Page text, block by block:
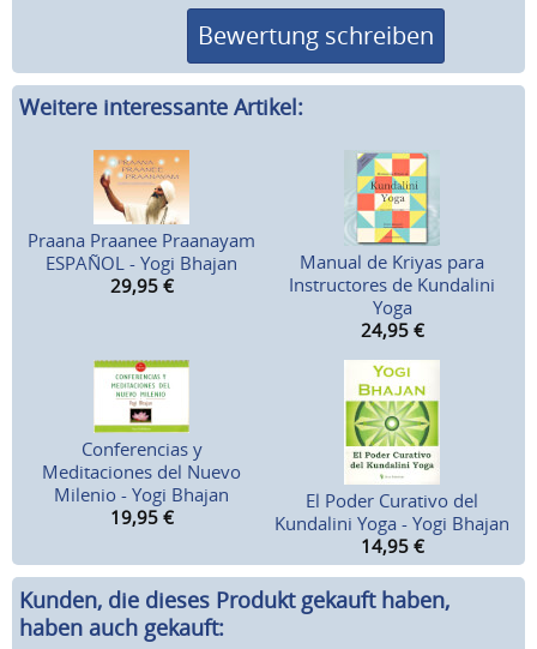
Bewertung schreiben
Weitere interessante Artikel:
Praana Praanee Praanayam
ESPAÑOL - Yogi Bhajan
29,95 €
Manual de Kriyas para
Instructores de Kundalini
Yoga
24,95 €
Conferencias y
Meditaciones del Nuevo
Milenio - Yogi Bhajan
19,95 €
El Poder Curativo del
Kundalini Yoga - Yogi Bhajan
14,95 €
Kunden, die dieses Produkt gekauft haben,
haben auch gekauft: